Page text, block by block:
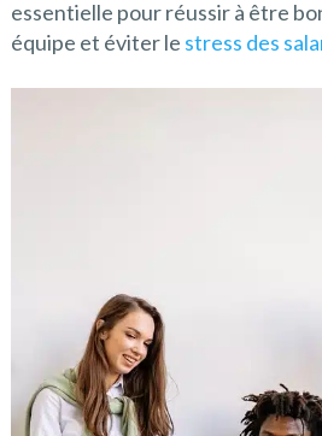
essentielle pour réussir à être
équipe et éviter le stress des